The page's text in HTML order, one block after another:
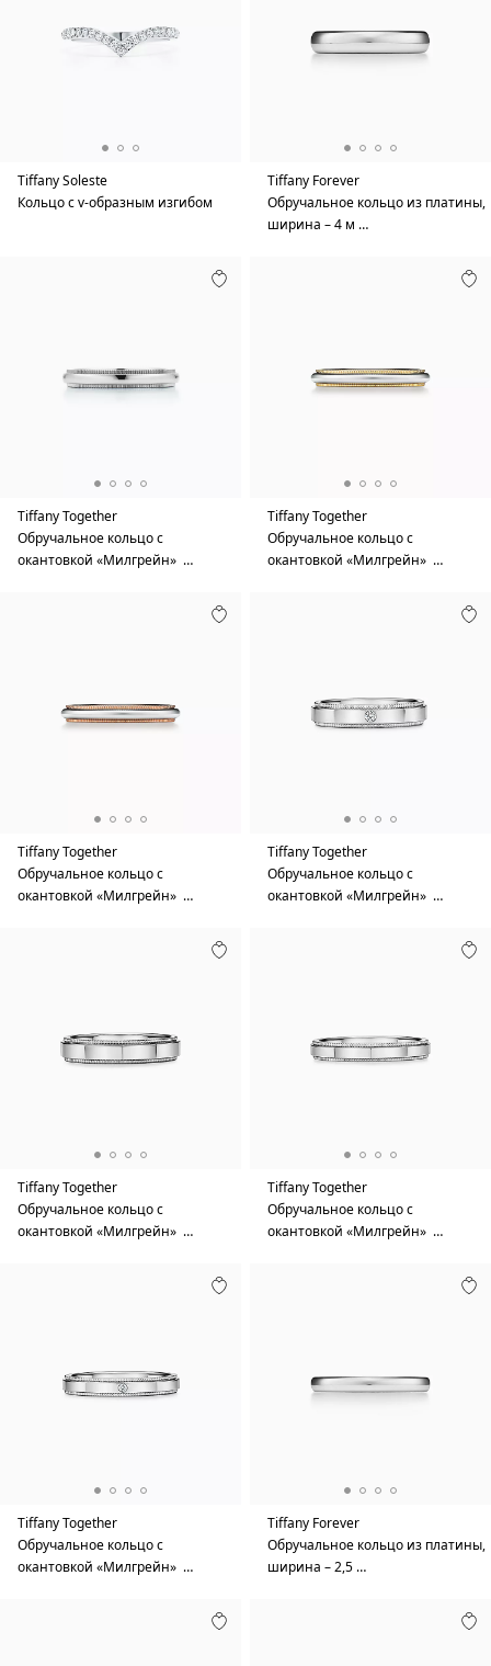
Tiffany Soleste
Кольцо с v-образным изгибом
Tiffany Forever
Обручальное кольцо из платины,
ширина – 4 м …
Tiffany Together
Обручальное кольцо с
окантовкой «Милгрейн» …
Tiffany Together
Обручальное кольцо с
окантовкой «Милгрейн» …
Tiffany Together
Обручальное кольцо с
окантовкой «Милгрейн» …
Tiffany Together
Обручальное кольцо с
окантовкой «Милгрейн» …
Tiffany Together
Обручальное кольцо с
окантовкой «Милгрейн» …
Tiffany Together
Обручальное кольцо с
окантовкой «Милгрейн» …
Tiffany Together
Обручальное кольцо с
окантовкой «Милгрейн» …
Tiffany Forever
Обручальное кольцо из платины,
ширина – 2,5 …